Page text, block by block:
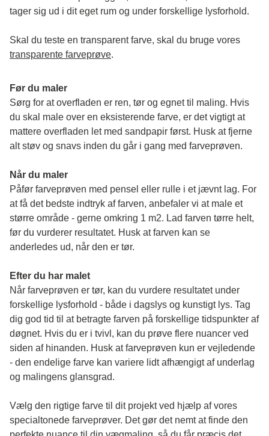
tager sig ud i dit eget rum og under forskellige lysforhold.
transparente farveprøve.
Før du maler
Sørg for at overfladen er ren, tør og egnet til maling. Hvis
du skal male over en eksisterende farve, er det vigtigt at
mattere overfladen let med sandpapir først. Husk at fjerne
alt støv og snavs inden du går i gang med farveprøven.
Når du maler
Påfør farveprøven med pensel eller rulle i et jævnt lag. For
at få det bedste indtryk af farven, anbefaler vi at male et
større område - gerne omkring 1 m2. Lad farven tørre helt,
før du vurderer resultatet. Husk at farven kan se
anderledes ud, når den er tør.
Efter du har malet
Når farveprøven er tør, kan du vurdere resultatet under
forskellige lysforhold - både i dagslys og kunstigt lys. Tag
dig god tid til at betragte farven på forskellige tidspunkter af
døgnet. Hvis du er i tvivl, kan du prøve flere nuancer ved
siden af hinanden. Husk at farveprøven kun er vejledende
- den endelige farve kan variere lidt afhængigt af underlag
og malingens glansgrad.
Vælg den rigtige farve til dit projekt ved hjælp af vores
specialtonede farveprøver. Det gør det nemt at finde den